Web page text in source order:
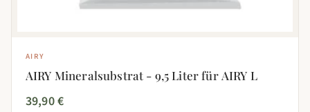
AIRY
AIRY Mineralsubstrat - 9,5 Liter für AIRY L
39,90 €